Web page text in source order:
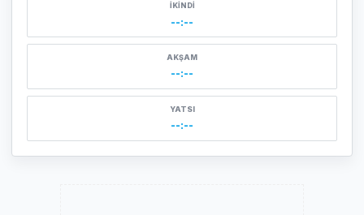
İKINDI
--:--
AKŞAM
--:--
YATSI
--:--